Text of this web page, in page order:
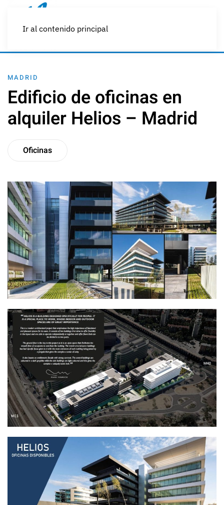
Ir al contenido principal
MADRID
Edificio de oficinas en
alquiler Helios – Madrid
Oficinas